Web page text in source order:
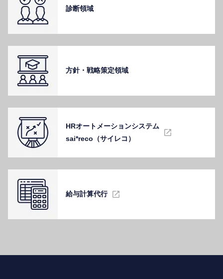
診断領域
⽅針・戦略策定領域
HRオートメーションシステム
sai*reco（サイレコ）
給与計算代⾏